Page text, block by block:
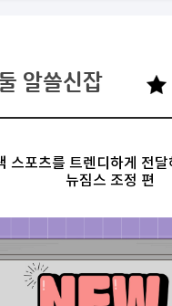
알쓸신잡
스포츠를 트렌디하게 전
뉴짐스 조정 편